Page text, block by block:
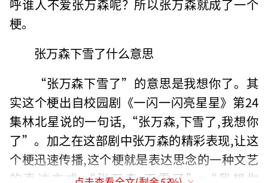
呼谁人不爱张万森呢？所以张万森就成了一个
梗。
张万森下雪了什么意思
“张万森下雪了”的意思是我想你了。其
实这个梗出自校园剧《一闪一闪亮星星》第24
集林北星说的一句话,“张万森,下雪了,我想你
了”。加之在这部剧中张万森的精彩表现,让这
个梗迅速传播,这个梗就是表达思念的一种文艺
的表达方式,“张万森,下雪了”=“我想你